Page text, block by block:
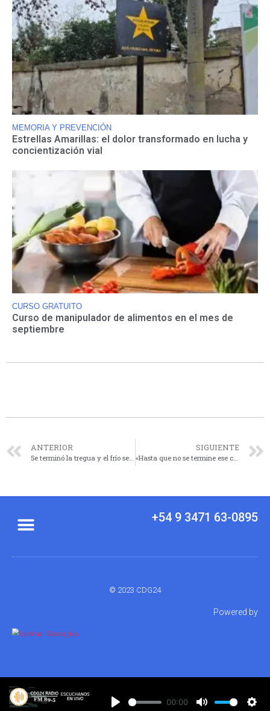
MEMORIA Y PREVENCIÓN
Estrellas Amarillas: el dolor transformado en lucha y
concientización vial
CURSO GRATUITO
Curso de manipulador de alimentos en el mes de
septiembre
ANTERIOR
Se terminó la tregua y el frío se instala nuevamente en la región
SIGUIENTE
«Hasta que no se termine ese choreo, señoras y señores, esto no va a ir para adelante»
+54 9 3471 63-0895
© 2023 CDG24
Powered by
00:00